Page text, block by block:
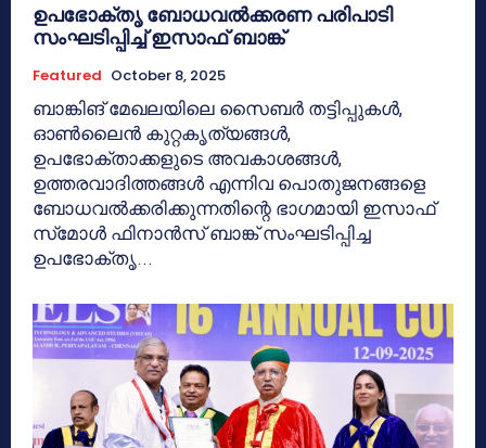
ഉപഭോക്തൃ ബോധവൽക്കരണ പരിപാടി
സംഘടിപ്പിച്ച് ഇസാഫ് ബാങ്ക്
Featured October 8, 2025
ബാങ്കിങ് മേഖലയിലെ സൈബർ തട്ടിപ്പുകൾ,
ഓൺലൈൻ കുറ്റകൃത്യങ്ങൾ,
ഉപഭോക്താക്കളുടെ അവകാശങ്ങൾ,
ഉത്തരവാദിത്തങ്ങൾ എന്നിവ പൊതുജനങ്ങളെ
ബോധവൽക്കരിക്കുന്നതിന്റെ ഭാഗമായി ഇസാഫ്
സ്‌മോൾ ഫിനാൻസ് ബാങ്ക് സംഘടിപ്പിച്ച
ഉപഭോക്തൃ...